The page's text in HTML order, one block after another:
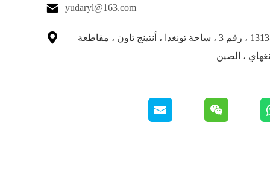
 yudaryl@163.com

غرفة 1309-1313 ، رقم 3 ، ساحة تونغدا ، أنتينج تاون ، مقاطعة
، الصين